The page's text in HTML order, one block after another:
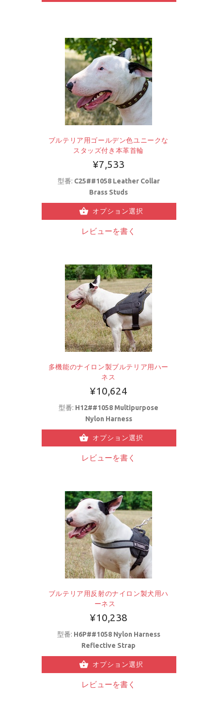
ブルテリア用ゴールデン色ユニークな
スタッズ付き本革首輪
¥7,533
型番: C25##1058 Leather Collar
Brass Studs
オプション選択
レビューを書く
多機能のナイロン製ブルテリア用ハー
ネス
¥10,624
型番: H12##1058 Multipurpose
Nylon Harness
オプション選択
レビューを書く
ブルテリア用反射のナイロン製犬用ハ
ーネス
¥10,238
型番: H6P##1058 Nylon Harness
Reflective Strap
オプション選択
レビューを書く